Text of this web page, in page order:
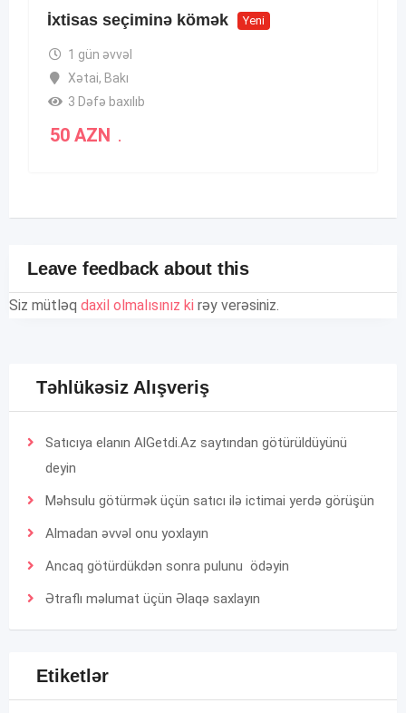
İxtisas seçiminə kömək Yeni
1 gün əvvəl
Xətai, Bakı
3 Dəfə baxılıb
50 AZN .
Leave feedback about this
Siz mütləq daxil olmalısınız ki rəy verəsiniz.
Təhlükəsiz Alışveriş
Satıcıya elanın AlGetdi.Az saytından götürüldüyünü
deyin
Məhsulu götürmək üçün satıcı ilə ictimai yerdə görüşün
Almadan əvvəl onu yoxlayın
Ancaq götürdükdən sonra pulunu ödəyin
Ətraflı məlumat üçün Əlaqə saxlayın
Etiketlər